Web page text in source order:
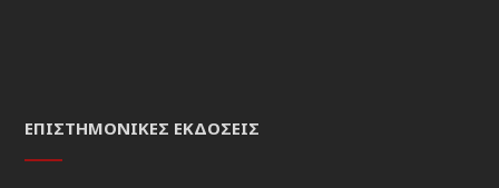
ΕΠΙΣΤΗΜΟΝΙΚΈΣ ΕΚΔΌΣΕΙΣ